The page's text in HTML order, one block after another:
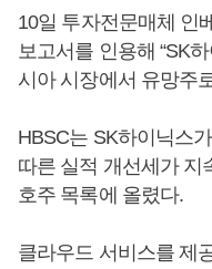
10일 투자전문매체 인
보고서를 인용해 “SK
시아 시장에서 유망주
HBSC는 SK하이닉스
따른 실적 개선세가 지
호주 목록에 올렸다.
클라우드 서비스를 제